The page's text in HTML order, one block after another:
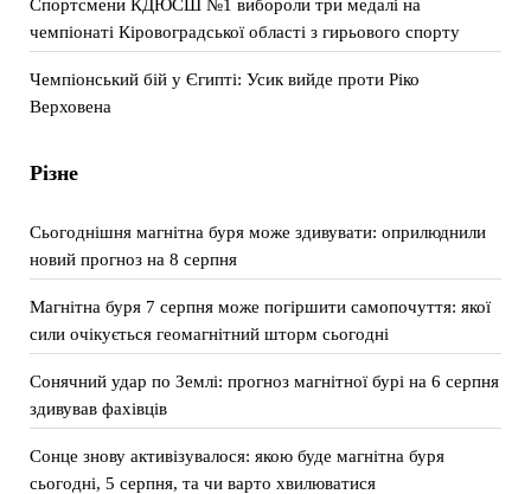
Спортсмени КДЮСШ №1 вибороли три медалі на
чемпіонаті Кіровоградської області з гирьового спорту
Чемпіонський бій у Єгипті: Усик вийде проти Ріко
Верховена
Різне
Сьогоднішня магнітна буря може здивувати: оприлюднили
новий прогноз на 8 серпня
Магнітна буря 7 серпня може погіршити самопочуття: якої
сили очікується геомагнітний шторм сьогодні
Сонячний удар по Землі: прогноз магнітної бурі на 6 серпня
здивував фахівців
Сонце знову активізувалося: якою буде магнітна буря
сьогодні, 5 серпня, та чи варто хвилюватися